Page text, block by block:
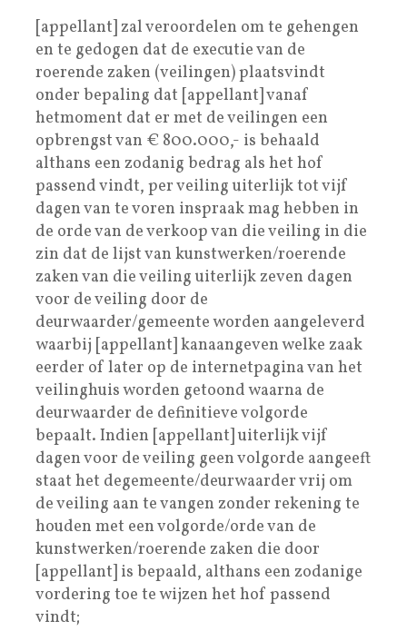
[appellant] zal veroordelen om te gehengen
en te gedogen dat de executie van de
roerende zaken (veilingen) plaatsvindt
onder bepaling dat [appellant] vanaf
hetmoment dat er met de veilingen een
opbrengst van € 800.000,- is behaald
althans een zodanig bedrag als het hof
passend vindt, per veiling uiterlijk tot vijf
dagen van te voren inspraak mag hebben in
de orde van de verkoop van die veiling in die
zin dat de lijst van kunstwerken/roerende
zaken van die veiling uiterlijk zeven dagen
voor de veiling door de
deurwaarder/gemeente worden aangeleverd
waarbij [appellant] kanaangeven welke zaak
eerder of later op de internetpagina van het
veilinghuis worden getoond waarna de
deurwaarder de definitieve volgorde
bepaalt. Indien [appellant] uiterlijk vijf
dagen voor de veiling geen volgorde aangeeft
staat het degemeente/deurwaarder vrij om
de veiling aan te vangen zonder rekening te
houden met een volgorde/orde van de
kunstwerken/roerende zaken die door
[appellant] is bepaald, althans een zodanige
vordering toe te wijzen het hof passend
vindt;